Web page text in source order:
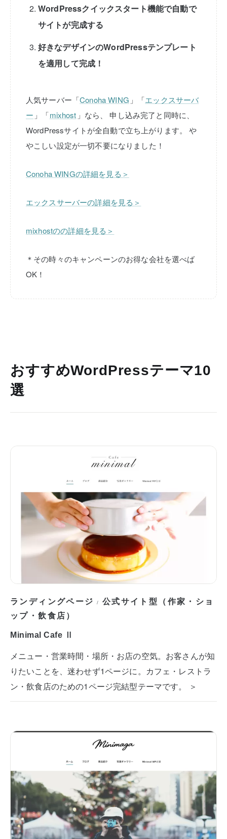
WordPressクイックスタート機能で自動で
サイトが完成する
好きなデザインのWordPressテンプレート
を適用して完成！
人気サーバー「Conoha WING 」「エックスサーバ
ー 」「mixhost 」なら、
申し込み完了と同時に、
WordPressサイトが全自動で立ち上がります。
や
やこしい設定が一切不要になりました！
Conoha WINGの詳細を見る＞
エックスサーバーの詳細を見る＞
mixhostのの詳細を見る＞
＊その時々のキャンペーンのお得な会社を選べば
OK！
おすすめWordPressテーマ10
選
ランディングページ / 公式サイト型（作家・ショ
ップ・飲食店）
Minimal Cafe Ⅱ
メニュー・営業時間・場所・お店の空気。お客さんが知
りたいことを、迷わせず1ページに。カフェ・レストラ
ン・飲食店のための1ページ完結型テーマです。 ＞